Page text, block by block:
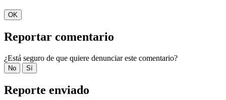
OK
Reportar comentario
¿Está seguro de que quiere denunciar este comentario?
No Sí
Reporte enviado